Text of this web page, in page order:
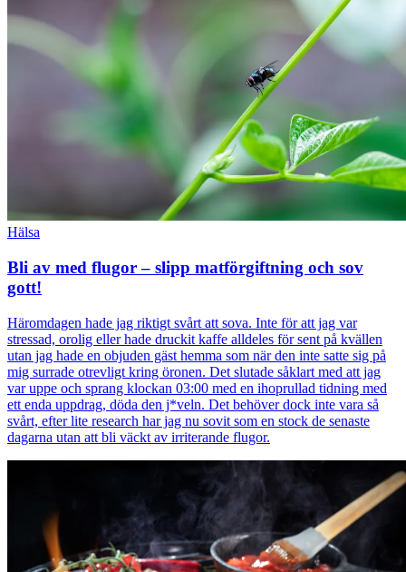
Hälsa
Bli av med flugor – slipp matförgiftning och sov
gott!
Häromdagen hade jag riktigt svårt att sova. Inte för att jag var
stressad, orolig eller hade druckit kaffe alldeles för sent på kvällen
utan jag hade en objuden gäst hemma som när den inte satte sig på
mig surrade otrevligt kring öronen. Det slutade såklart med att jag
var uppe och sprang klockan 03:00 med en ihoprullad tidning med
ett enda uppdrag, döda den j*veln. Det behöver dock inte vara så
svårt, efter lite research har jag nu sovit som en stock de senaste
dagarna utan att bli väckt av irriterande flugor.